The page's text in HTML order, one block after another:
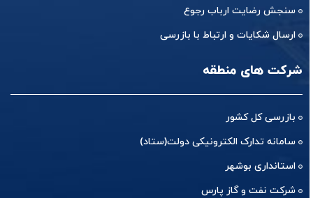
سنجش رضایت ارباب رجوع
ارسال شکایات و ارتباط با بازرسی
شرکت های منطقه
بازرسی کل کشور
سامانه تدارک الکترونیکی دولت(ستاد)
استانداری بوشهر
شرکت نفت و گاز پارس